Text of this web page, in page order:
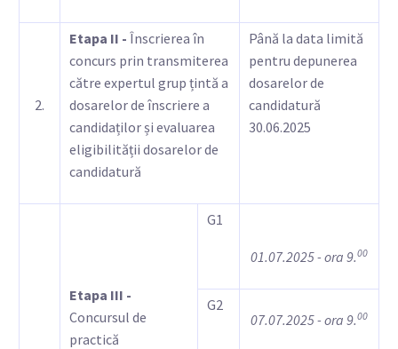
2.
Etapa II - Înscrierea în
concurs prin transmiterea
către expertul grup țintă a
dosarelor de înscriere a
candidaților și evaluarea
eligibilității dosarelor de
candidatură
Până la data limită
pentru depunerea
dosarelor de
candidatură
30.06.2025
Etapa III -
Concursul de
practică
G1
01.07.2025 - ora 9.00
G2
07.07.2025 - ora 9.00